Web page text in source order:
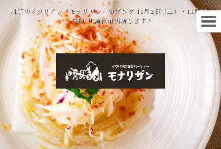
川崎のイタリアン「モナリザン」のブログ 11月2日（土）・11月3日
（日）川崎夜市出店します！